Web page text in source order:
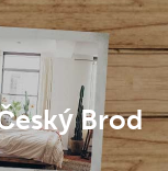
Brod